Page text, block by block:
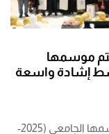
موسمها
نخبها وسط إشادة واسعة
جامعة الشهيد حمه لخضر الوادي تختتم موسمها الجامعي (2025-